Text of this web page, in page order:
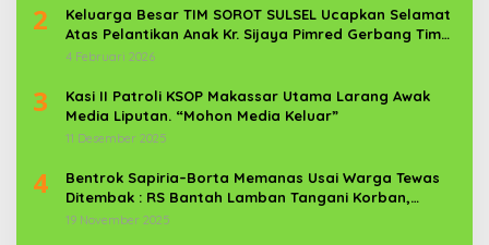
2
Keluarga Besar TIM SOROT SULSEL Ucapkan Selamat
Atas Pelantikan Anak Kr. Sijaya Pimred Gerbang Timur
News Com Sebagai Prajurit TNI
4 Februari 2026
3
Kasi II Patroli KSOP Makassar Utama Larang Awak
Media Liputan. “Mohon Media Keluar”
11 Desember 2025
4
Bentrok Sapiria–Borta Memanas Usai Warga Tewas
Ditembak : RS Bantah Lamban Tangani Korban,
Aparat TNI-POLRI Dikerahkan
19 November 2025